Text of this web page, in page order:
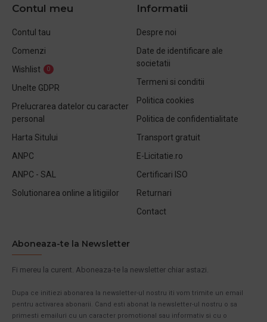
Contul meu
Contul tau
Comenzi
Wishlist
0
Unelte GDPR
Prelucrarea datelor cu caracter
personal
Harta Sitului
ANPC
ANPC - SAL
Solutionarea online a litigiilor
Informatii
Despre noi
Date de identificare ale
societatii
Termeni si conditii
Politica cookies
Politica de confidentialitate
Transport gratuit
E-Licitatie.ro
Certificari ISO
Returnari
Contact
Aboneaza-te la Newsletter
Fi mereu la curent. Aboneaza-te la newsletter chiar astazi.
Dupa ce initiezi abonarea la newsletter-ul nostru iti vom trimite un email
pentru activarea abonarii. Cand esti abonat la newsletter-ul nostru o sa
primesti emailuri cu un caracter promotional sau informativ si cu o